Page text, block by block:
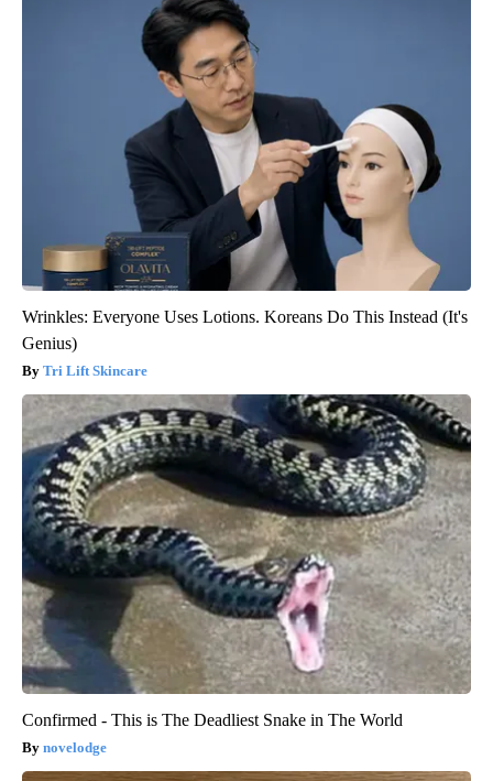
Wrinkles: Everyone Uses Lotions. Koreans Do This Instead (It's
Genius)
Tri Lift Skincare
Confirmed - This is The Deadliest Snake in The World
novelodge